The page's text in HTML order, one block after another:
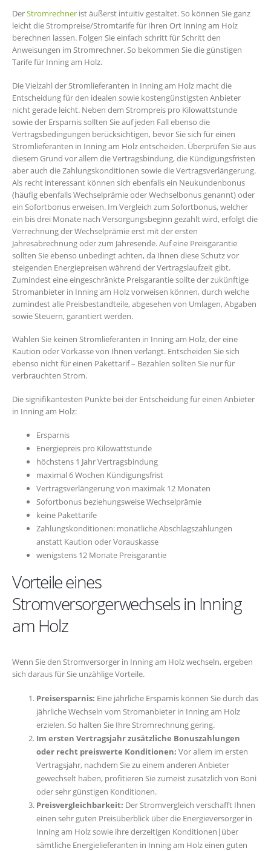
DerStromrechner ist äußerst intuitiv gestaltet. So können Sie ganz
leicht die Strompreise/Stromtarife für Ihren Ort Inning am Holz
berechnen lassen. Folgen Sie einfach schritt für Schritt den
Anweisungen im Stromrechner. So bekommen Sie die günstigen
Tarife für Inning am Holz.
Die Vielzahl der Stromlieferanten in Inning am Holz macht die
Entscheidung für den idealen sowie kostengünstigsten Anbieter
nicht gerade leicht. Neben dem Strompreis pro Kilowattstunde
sowie der Ersparnis sollten Sie auf jeden Fall ebenso die
Vertragsbedingungen berücksichtigen, bevor Sie sich für einen
Stromlieferanten in Inning am Holz entscheiden. Überprüfen Sie aus
diesem Grund vor allem die Vertragsbindung, die Kündigungsfristen
aber auch die Zahlungskonditionen sowie die Vertragsverlängerung.
Als recht interessant können sich ebenfalls ein Neukundenbonus
(häufig ebenfalls Wechselprämie oder Wechselbonus genannt) oder
ein Sofortbonus erweisen. Im Vergleich zum Sofortbonus, welcher
ein bis drei Monate nach Versorgungsbeginn gezahlt wird, erfolgt die
Verrechnung der Wechselprämie erst mit der ersten
Jahresabrechnung oder zum Jahresende. Auf eine Preisgarantie
sollten Sie ebenso unbedingt achten, da Ihnen diese Schutz vor
steigenden Energiepreisen während der Vertragslaufzeit gibt.
Zumindest eine eingeschränkte Preisgarantie sollte der zukünftige
Stromanbieter in Inning am Holz vorweisen können, durch welche
zumindest alle Preisbestandteile, abgesehen von Umlagen, Abgaben
sowie Steuern, garantiert werden.
Wählen Sie keinen Stromlieferanten in Inning am Holz, der eine
Kaution oder Vorkasse von Ihnen verlangt. Entscheiden Sie sich
ebenso nicht für einen Pakettarif – Bezahlen sollten Sie nur für
verbrauchten Strom.
Die signifikantesten Punkte bei der Entscheidung für einen Anbieter
in Inning am Holz:
Ersparnis
Energiepreis pro Kilowattstunde
höchstens 1 Jahr Vertragsbindung
maximal 6 Wochen Kündigungsfrist
Vertragsverlängerung von maximak 12 Monaten
Sofortbonus beziehungsweise Wechselprämie
keine Pakettarife
Zahlungskonditionen: monatliche Abschlagszahlungen
anstatt Kaution oder Vorauskasse
wenigstens 12 Monate Preisgarantie
Vorteile eines
Stromversorgerwechsels in Inning
am Holz
Wenn Sie den Stromversorger in Inning am Holz wechseln, ergeben
sich daraus für Sie unzählige Vorteile.
Preisersparnis: Eine jährliche Ersparnis können Sie durch das
jährliche Wechseln vom Stromanbieter in Inning am Holz
erzielen. So halten Sie Ihre Stromrechnung gering.
Im ersten Vertragsjahr zusätzliche Bonuszahlungen
oder recht preiswerte Konditionen: Vor allem im ersten
Vertragsjahr, nachdem Sie zu einem anderen Anbieter
gewechselt haben, profitieren Sie zumeist zusätzlich von Boni
oder sehr günstigen Konditionen.
Preisvergleichbarkeit: Der Stromvergleich verschafft Ihnen
einen sehr guten Preisüberblick über die Energieversorger in
Inning am Holz sowie ihre derzeitigen Konditionen|über
sämtliche Energielieferanten in Inning am Holz einen guten